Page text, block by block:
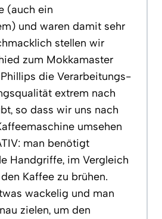
(auch ein
und waren damit sehr
stellen wir
zum Mokkamaster
die Verarbeitungs-
extrem nach
so dass wir uns nach
umsehen
man benötigt
Handgriffe, im Vergleich
Kaffee zu brühen.
wackelig und man
zielen, um den